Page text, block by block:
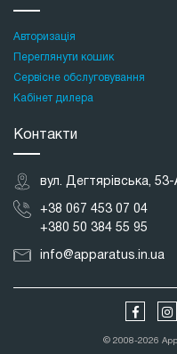
Авторизація
Переглянути кошик
Сервісне обслуговування
Кабінет дилера
Контакти
вул. Дегтярівська, 53-
+38 067 453 07 04
+380 50 384 55 95
info@apparatus.in.ua
© 2008-2026